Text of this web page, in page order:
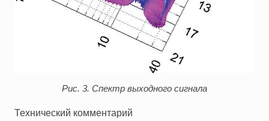
Рис. 3. Спектр выходного сигнала
Технический комментарий